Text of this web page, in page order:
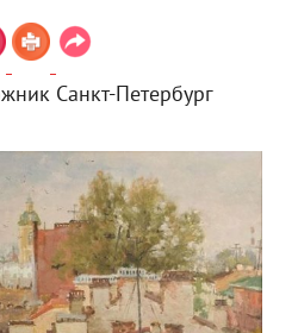
Санкт-Петербург